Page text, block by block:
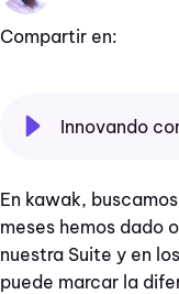
Compartir en:
Innovando
En kawak,
meses hemos dado
nuestra Suite y en
puede marcar la